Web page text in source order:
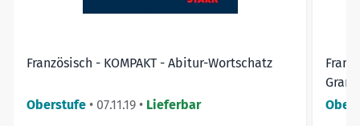
Französisch - KOMPAKT - Abitur-Wortschatz
Oberstufe • 07.11.19 • Lieferbar